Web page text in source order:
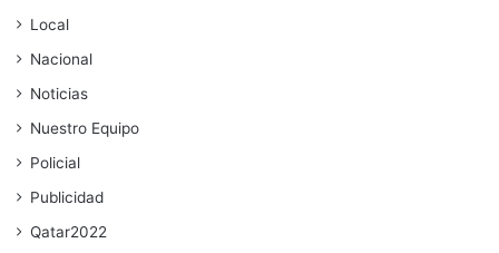
Local
Nacional
Noticias
Nuestro Equipo
Policial
Publicidad
Qatar2022